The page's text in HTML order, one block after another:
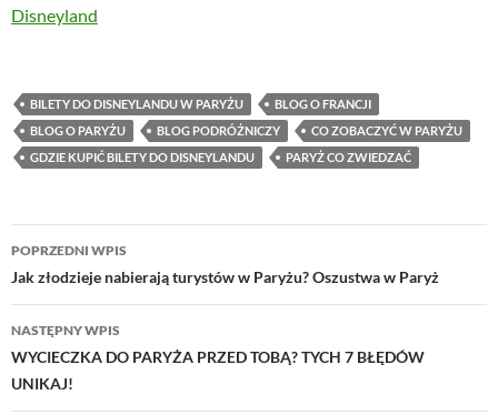
W odniesieniu do
Disneyland
BILETY DO DISNEYLANDU W PARYŻU
BLOG O FRANCJI
BLOG O PARYŻU
BLOG PODRÓŻNICZY
CO ZOBACZYĆ W PARYŻU
GDZIE KUPIĆ BILETY DO DISNEYLANDU
PARYŻ CO ZWIEDZAĆ
Nawigacja
wpisu
POPRZEDNI WPIS
Jak złodzieje nabierają turystów w Paryżu? Oszustwa w Paryż
NASTĘPNY WPIS
WYCIECZKA DO PARYŻA PRZED TOBĄ? TYCH 7 BŁĘDÓW
UNIKAJ!